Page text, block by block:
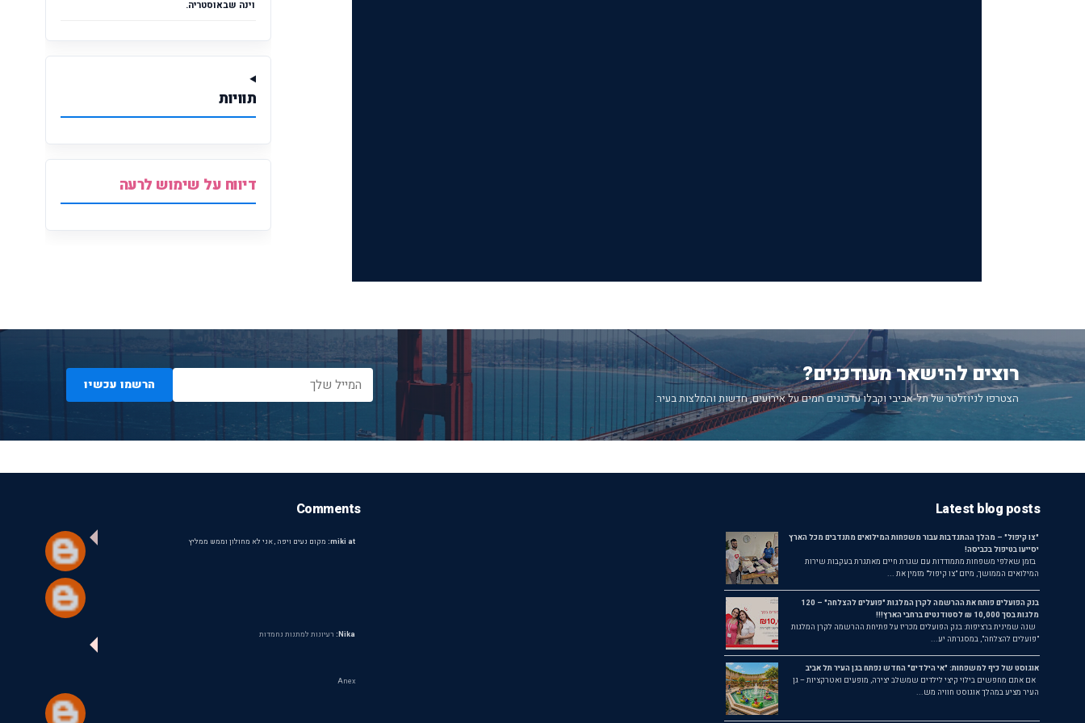
וינה שבאוסטריה.
תוויות
דיווח על שימוש לרעה
רוצים להישאר מעודכנים?
הצטרפו לניוזלטר של תל-אביבי וקבלו עדכונים חמים על אירועים, חדשות והמלצות בעיר.
הרשמו עכשיו
Latest blog posts
"צו קיפול" – מהלך ההתנדבות עבור משפחות המילואים מתנדבים מכל הארץ
יסייעו בטיפול בכביסה!
בזמן שאלפי משפחות מתמודדות עם שגרת חיים מאתגרת בעקבות שירות
המילואים הממושך, מיזם "צו קיפול" מזמין את ...
בנק הפועלים פותח את ההרשמה לקרן המלגות "פועלים להצלחה" – 120
מלגות בסך 10,000 ₪ לסטודנטים ברחבי הארץ!!!
שנה שמינית ברציפות: בנק הפועלים מכריז על פתיחת ההרשמה לקרן המלגות
"פועלים להצלחה", במסגרתה יע...
אוגוסט של כיף למשפחות: "אי הילדים" החדש נפתח בגן העיר תל אביב
אם אתם מחפשים בילוי קיצי לילדים שמשלב יצירה, מופעים ואטרקציות – גן
העיר מציע במהלך אוגוסט חוויה מש...
Comments
miki at: מקום נעים ויפה , אני לא מחולון וממש ממליץ
Nika: רעיונות למתנות נחמדות
Anex